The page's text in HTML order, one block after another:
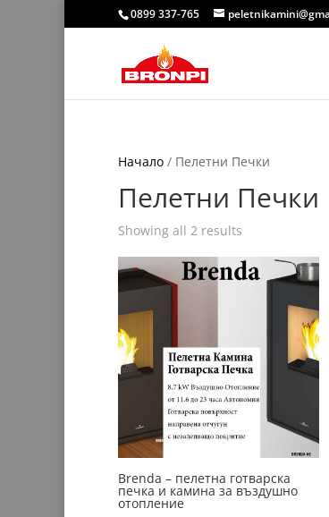
0899 337-765
Начало / Пелетни Печки
Пелетни Печки
Showing all 2 results
Brenda – пелетна готварска
печка и камина за въздушно
отопление